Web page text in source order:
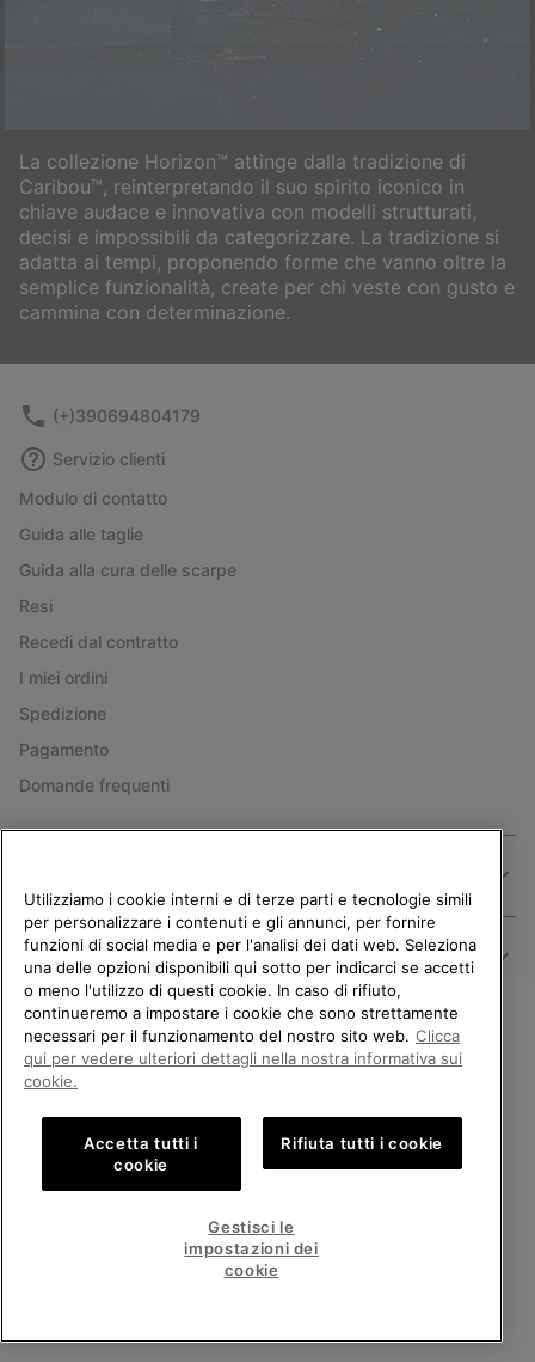
La collezione Horizon™ attinge dalla tradizione di
Caribou™, reinterpretando il suo spirito iconico in
chiave audace e innovativa con modelli strutturati,
decisi e impossibili da categorizzare. La tradizione si
adatta ai tempi, proponendo forme che vanno oltre la
semplice funzionalità, create per chi veste con gusto e
cammina con determinazione.
(+)390694804179
Servizio clienti
Modulo di contatto
Guida alle taglie
Guida alla cura delle scarpe
Resi
Recedi dal contratto
I miei ordini
Spedizione
Pagamento
Domande frequenti
Comprare
Contattaci
Iscriviti alla nostra newsletter e ricevi uno sconto del 15% sul tuo primo
ordine, con una spesa di almeno 120 € su articoli a prezzo pieno.
Iscrizione
di benvenuto del 15%. Utilizzeremo il tuo indirizzo e-mail per inviarti aggiornamenti su
nuovi arrivi, offerte ed eventi promozionali. Per i dettagli su come tratteremo i tuoi
dati per scopi di marketing e su come puoi ritirare il tuo consenso, consulta la nostra
BENVENUTO/A IN SOREL.
SELEZIONA IL TUO PAESE DI
Shopping online disponibile
VISUALIZZA TUTTI I PAESI
Utilizziamo i cookie interni e di terze parti e tecnologie simili
per personalizzare i contenuti e gli annunci, per fornire
funzioni di social media e per l'analisi dei dati web. Seleziona
una delle opzioni disponibili qui sotto per indicarci se accetti
o meno l'utilizzo di questi cookie. In caso di rifiuto,
continueremo a impostare i cookie che sono strettamente
necessari per il funzionamento del nostro sito web. Clicca
qui per vedere ulteriori dettagli nella nostra informativa sui
cookie.
Accetta tutti i
cookie
Rifiuta tutti i cookie
Gestisci le
impostazioni dei
cookie